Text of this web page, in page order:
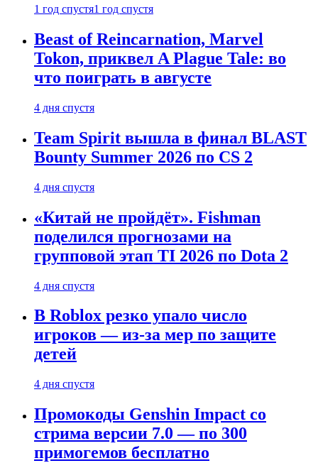
1 год спустя1 год спустя
Beast of Reincarnation, Marvel
Tokon, приквел A Plague Tale: во
что поиграть в августе
4 дня спустя
Team Spirit вышла в финал BLAST
Bounty Summer 2026 по CS 2
4 дня спустя
«Китай не пройдёт». Fishman
поделился прогнозами на
групповой этап TI 2026 по Dota 2
4 дня спустя
В Roblox резко упало число
игроков — из-за мер по защите
детей
4 дня спустя
Промокоды Genshin Impact со
стрима версии 7.0 — по 300
примогемов бесплатно